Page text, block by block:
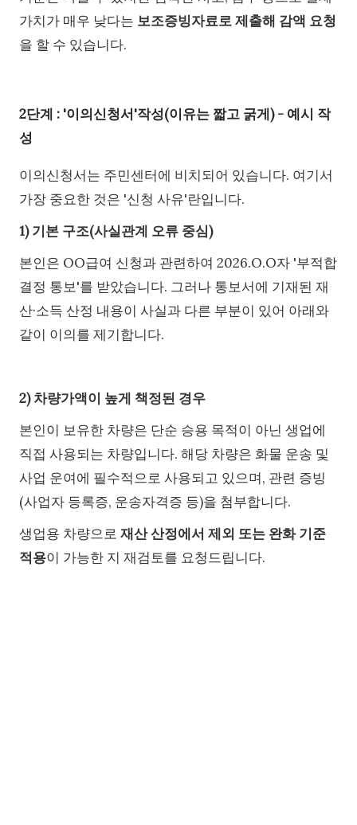
가치가 매우 낮다는 보조증빙자료로 제출해 감액 요청
을 할 수 있습니다.
2단계 : '이의신청서'작성(이유는 짧고 굵게) - 예시 작
성
이의신청서는 주민센터에 비치되어 있습니다. 여기서
가장 중요한 것은 '신청 사유'란입니다.
1) 기본 구조(사실관계 오류 중심)
본인은 OO급여 신청과 관련하여 2026.O.O자 '부적합
결정 통보'를 받았습니다. 그러나 통보서에 기재된 재
산·소득 산정 내용이 사실과 다른 부분이 있어 아래와
같이 이의를 제기합니다.
2) 차량가액이 높게 책정된 경우
본인이 보유한 차량은 단순 승용 목적이 아닌 생업에
직접 사용되는 차량입니다. 해당 차량은 화물 운송 및
사업 운여에 필수적으로 사용되고 있으며, 관련 증빙
(사업자 등록증, 운송자격증 등)을 첨부합니다.
생업용 차량으로 재산 산정에서 제외 또는 완화 기준
적용이 가능한 지 재검토를 요청드립니다.